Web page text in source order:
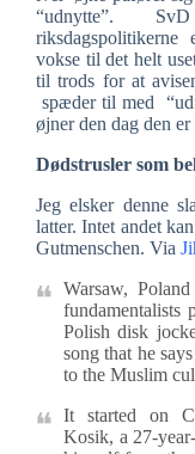
“udnytte”.
vokse til det helt
til trods for at
spæder til med
øjner den dag den
Dødstrusler som
Jeg elsker denne
latter. Intet andet
Gutmenschen. Via
Warsaw,
fundamentalists
Polish disk
song that he
to the Muslim
It started on
Kosik, a 27-